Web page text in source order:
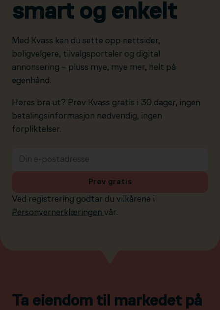
smart og enkelt
Med Kvass kan du sette opp nettsider,
boligvelgere, tilvalgsportaler og digital
annonsering – pluss mye, mye mer, helt på
egenhånd.
Høres bra ut? Prøv Kvass gratis i 30 dager, ingen
betalingsinformasjon nødvendig, ingen
forpliktelser.
Ved registrering godtar du vilkårene i
Personvernerklæringen vår.
Prøv gratis
Ta eiendom til markedet på